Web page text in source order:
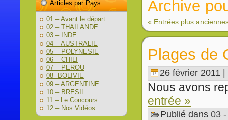
Articles par Pays
01 – Avant le départ
02 – THAILANDE
03 – INDE
04 – AUSTRALIE
05 – POLYNESIE
06 – CHILI
07 – PEROU
08- BOLIVIE
09 – ARGENTINE
10 – BRESIL
11 – Le Concours
12 – Nos Vidéos
Archive
« Entrées plus
Plages de
26 février 2011 |
Nous avons
entrée »
Publié dans 03